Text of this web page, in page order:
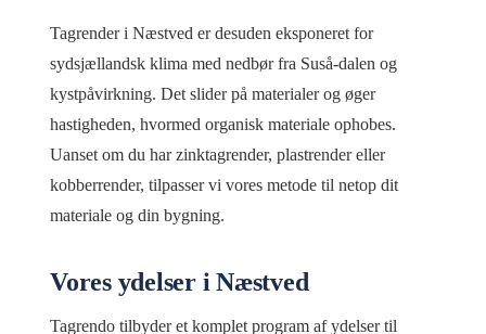
Tagrender i Næstved er desuden eksponeret for
sydsjællandsk klima med nedbør fra Suså-dalen og
kystpåvirkning. Det slider på materialer og øger
hastigheden, hvormed organisk materiale ophobes.
Uanset om du har zinktagrender, plastrender eller
kobberrender, tilpasser vi vores metode til netop dit
materiale og din bygning.
Vores ydelser i Næstved
Tagrendo tilbyder et komplet program af ydelser til